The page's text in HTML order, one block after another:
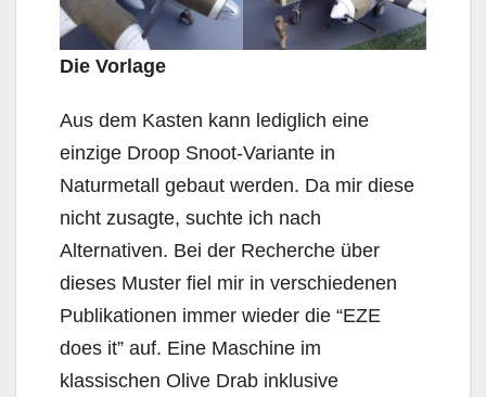
Die Vorlage
Aus dem Kasten kann lediglich eine
einzige Droop Snoot-Variante in
Naturmetall gebaut werden. Da mir diese
nicht zusagte, suchte ich nach
Alternativen. Bei der Recherche über
dieses Muster fiel mir in verschiedenen
Publikationen immer wieder die “EZE
does it” auf. Eine Maschine im
klassischen Olive Drab inklusive